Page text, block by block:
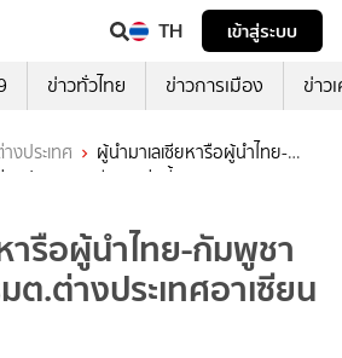
TH
เข้าสู่ระบบ
ข่าวทั่วไทย ข่าวการเมือง ข่าว
งประเทศ
ผู้นำมาเลเซียหารือผู้นำไทย-
งประเทศอาเซียน พรุ่งนี้
ารือผู้นำไทย-กัมพูชา
ต.ต่างประเทศอาเซียน